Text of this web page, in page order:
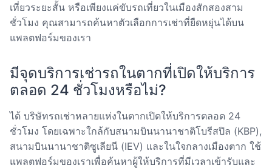
เที่ยวระยะสั้น หรือเพียงแค่ขับรถเที่ยวในเมืองสักสองสาม
ชั่วโมง คุณสามารถค้นหาตัวเลือกการเช่าที่ยืดหยุ่นได้บน
แพลตฟอร์มของเรา
มีจุดบริการเช่ารถในตากที่เปิดให้บริการ
ตลอด 24 ชั่วโมงหรือไม่?
ได้ บริษัทรถเช่าหลายแห่งในตากเปิดให้บริการตลอด 24
ชั่วโมง โดยเฉพาะใกล้กับสนามบินนานาชาติโบรีสปิล (KBP),
สนามบินนานาชาติซูเลียนี (IEV) และในใจกลางเมืองตาก ใช้
แพลตฟอร์มของเราเพื่อค้นหาผู้ให้บริการที่มีเวลาเข้ารับและ